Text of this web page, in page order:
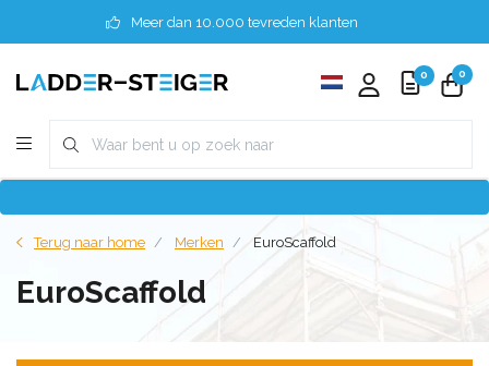
Meer dan 10.000 tevreden klanten
0 0
Terug naar home Merken EuroScaffold
EuroScaffold